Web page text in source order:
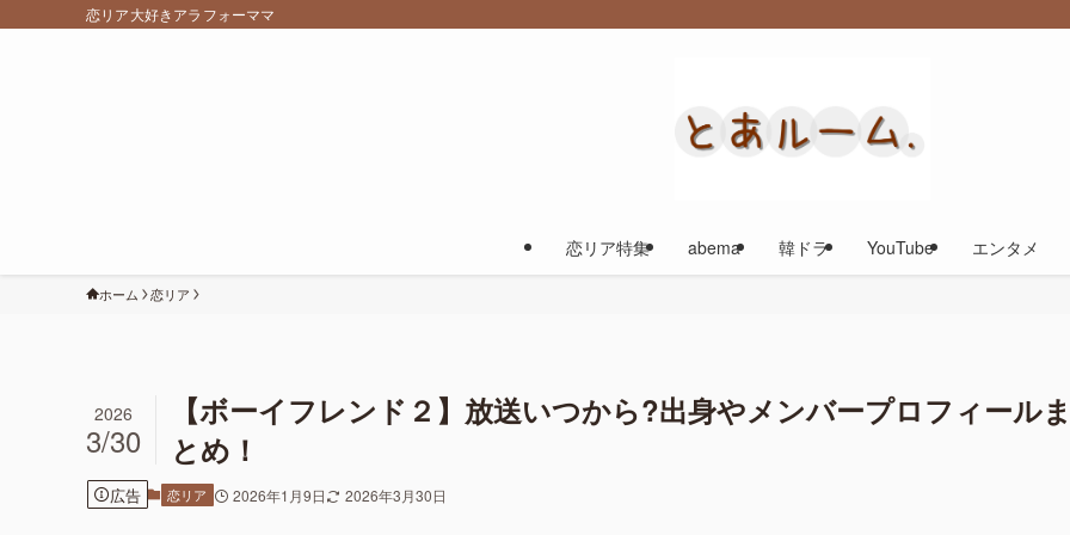
恋リア大好きアラフォーママ
恋リア特集 abema 韓ドラ YouTube エンタメ
ホーム 恋リア
【ボーイフレンド２】放送いつから?出身やメンバープロフィール
とめ！
2026
3/30
広告 恋リア 2026年1月9日 2026年3月30日